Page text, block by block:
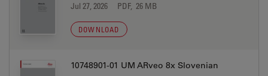
Jul 27, 2026 PDF, 26 MB
DOWNLOAD
10748901-01 UM ARveo 8x Slovenian